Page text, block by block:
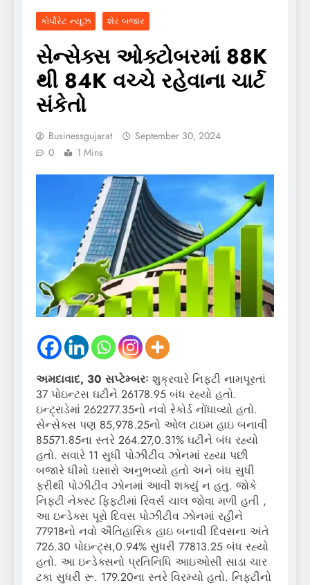
કોર્પોરેટ ન્યૂઝ શેર બજાર
સેન્સેક્સ ઓક્ટોબરમાં 88K
થી 84K વચ્ચે રહેવાના ચાર્ટ
સંકેતો
Businessgujarat
September 30, 2024
0
1 Mins
અમદાવાદ, 30 સપ્ટેમ્બરઃ શુક્રવારે નિફ્ટી નામપૂરતાં
37 પોઇન્ટસ ઘટીને 26178.95 બંધ રહ્યો હતો.
ઇન્ટ્રાડેમાં 262277.35નો નવો રેકોર્ડ નોંધાવ્યો હતો.
સેન્સેક્સ પણ 85,978.25નો ઓલ ટાઇમ હાઇ બનાવી
85571.85ના સ્તરે 264.27,0.31% ઘટીને બંધ રહ્યો
હતો. સવારે 11 સુધી પોઝીટીવ ઝોનમાં રહ્યા પછી
બજારે ધીમો ઘસારો અનુભવ્યો હતો અને બંધ સુધી
ફરીથી પોઝીટીવ ઝોનમાં આવી શક્યું ન હતુ. જોકે
નિફ્ટી નેક્સ્ટ ફિફ્ટીમાં રિવર્સ ચાલ જોવા મળી હતી ,
આ ઇન્ડેક્સ પૂરો દિવસ પોઝીટીવ ઝોનમાં રહીને
77918નો નવો ઐતિહાસિક હાઇ બનાવી દિવસના અંતે
726.30 પોઇન્ટ્સ,0.94% સુધરી 77813.25 બંધ રહ્યો
હતો. આ ઇન્ડેક્સનો પ્રતિનિધિ આઇઓસી સાડા ચાર
ટકા સુધરી રૂ. 179.20ના સ્તરે વિરમ્યો હતો. નિફ્ટીનો